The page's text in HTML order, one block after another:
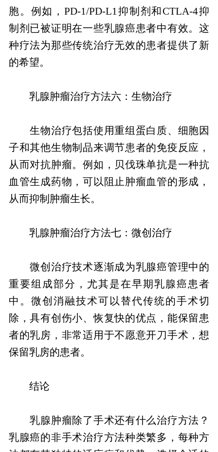
胞。例如，PD-1/PD-L1抑制剂和CTLA-4抑
制剂已被证明在一些乳腺癌患者中有效。这
种疗法为那些传统治疗无效的患者提供了新
的希望。
乳腺肿瘤治疗方法六：生物治疗
生物治疗包括使用重组蛋白质、细胞因
子和其他生物制品来调节患者的免疫反应，
从而对抗肿瘤。例如，贝伐珠单抗是一种抗
血管生成药物，可以阻止肿瘤血管的形成，
从而抑制肿瘤生长。
乳腺肿瘤治疗方法七：微创治疗
微创治疗技术逐渐成为乳腺癌管理中的
重要组成部分，尤其是在早期乳腺癌患者
中。微创消融技术可以替代传统的手术切
除，具有创伤小、恢复快的优点，能保留患
者的乳房，非常适用于不愿意开刀手术，想
保留乳房的患者。
结论
乳腺肿瘤除了手术还有什么治疗方法？
乳腺癌的非手术治疗方法种类繁多，每种方